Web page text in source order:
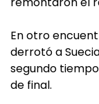
En otro
derrotó a
segundo
de final.